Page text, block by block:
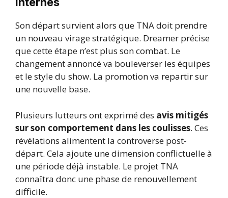
Son départ survient alors que TNA doit prendre
un nouveau virage stratégique. Dreamer précise
que cette étape n’est plus son combat. Le
changement annoncé va bouleverser les équipes
et le style du show. La promotion va repartir sur
une nouvelle base.
Plusieurs lutteurs ont exprimé des avis mitigés
sur son comportement dans les coulisses. Ces
révélations alimentent la controverse post-
départ. Cela ajoute une dimension conflictuelle à
une période déjà instable. Le projet TNA
connaîtra donc une phase de renouvellement
difficile.